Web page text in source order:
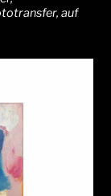
auf